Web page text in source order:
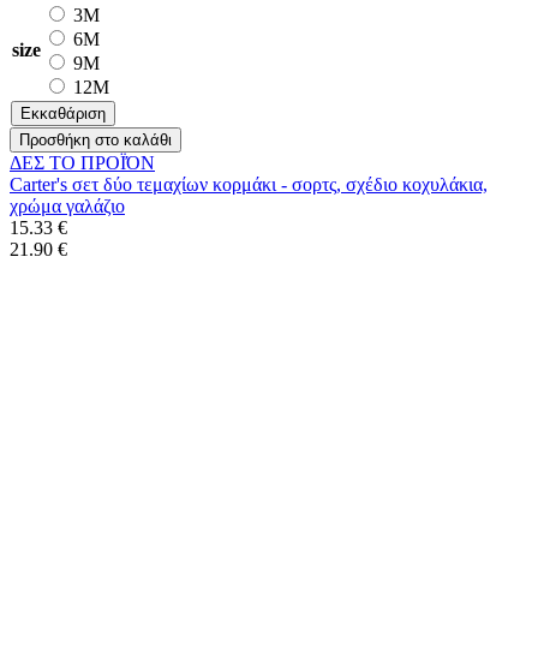
size
3M
6M
9M
12M
Εκκαθάριση
Προσθήκη στο καλάθι
ΔΕΣ ΤO ΠΡΟΪΌΝ
Carter's σετ δύο τεμαχίων κορμάκι - σορτς, σχέδιο κοχυλάκια,
χρώμα γαλάζιο
15.33 €
21.90 €